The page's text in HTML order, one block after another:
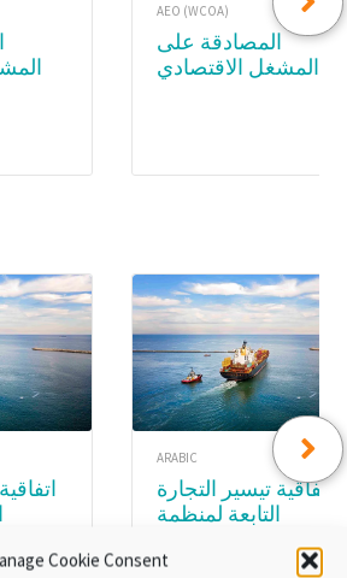
Cookie Consent
المصادقة على
AEO (WCOA)
المصادقة على
المشغل الاقتصادي
اتفاقية تيسير التجارة
ARABIC
اتفاقية تيسير التجارة
التابعة لمنظمة
الوحدة ٨:تنفيذ اتفاقية